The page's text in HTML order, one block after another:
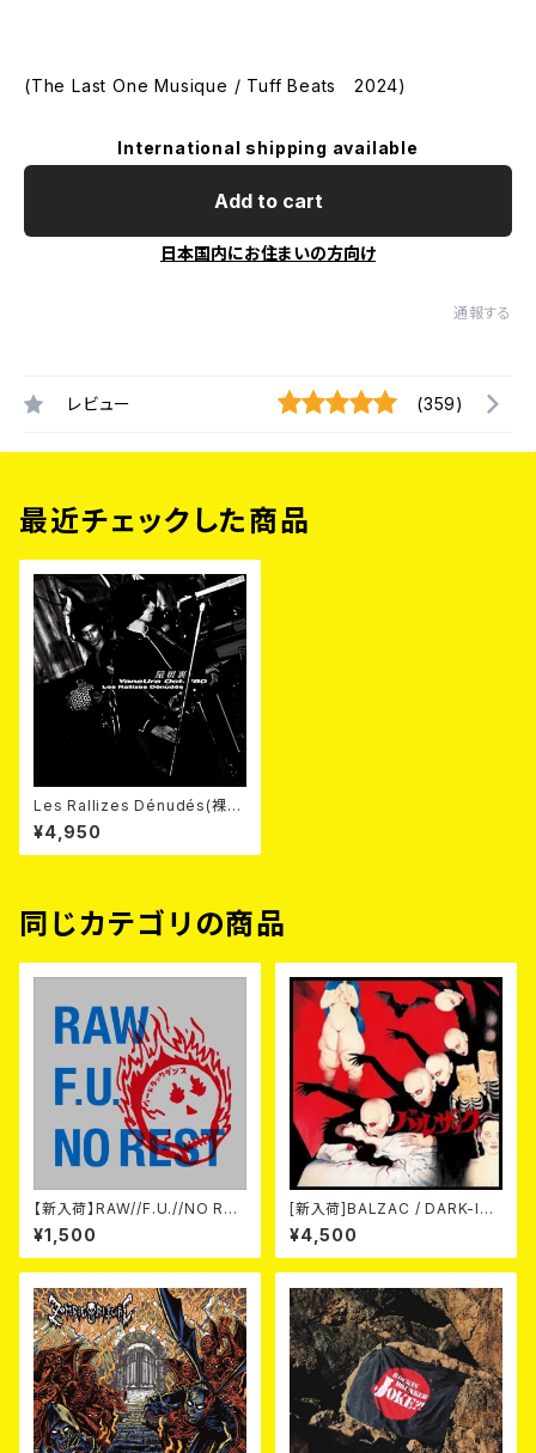
(The Last One Musique / Tuff Beats 2024)
International shipping available
Add to cart
日本国内にお住まいの方向け
通報する
レビュー (359)
最近チェックした商品
Les Rallizes Dénudés(裸の
ラリーズ) / 屋根裏 YaneUra O
ct.’80 2CD
¥4,950
同じカテゴリの商品
【新入荷】RAW//F.U.//NO RES
T / 3way split EP ハード ラッ
ク ダンス (CD)
¥1,500
[新入荷]BALZAC / DARK-IS
M -20th Anniversary Comp
ilation- (2CD)
¥4,500